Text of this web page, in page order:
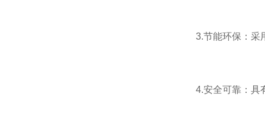
3.节能环保：采用
4.安全可靠：具有